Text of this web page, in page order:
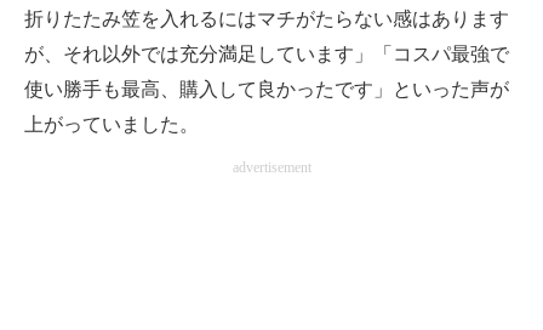
折りたたみ笠を入れるにはマチがたらない感はあります
が、それ以外では充分満足しています」「コスパ最強で
使い勝手も最高、購入して良かったです」といった声が
上がっていました。
advertisement